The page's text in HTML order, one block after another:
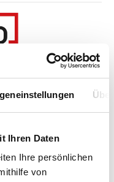
Ihren Daten
Ihre persönlichen
von
(6)